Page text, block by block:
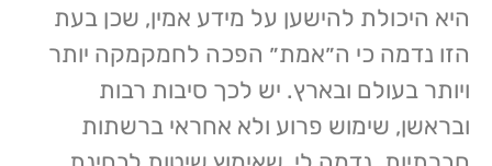
היא היכולת להישען על מידע אמין, שכן בעת
הזו נדמה כי ה״אמת״ הפכה לחמקמקה יותר
ויותר בעולם ובארץ. יש לכך סיבות רבות
ובראשן, שימוש פרוע ולא אחראי ברשתות